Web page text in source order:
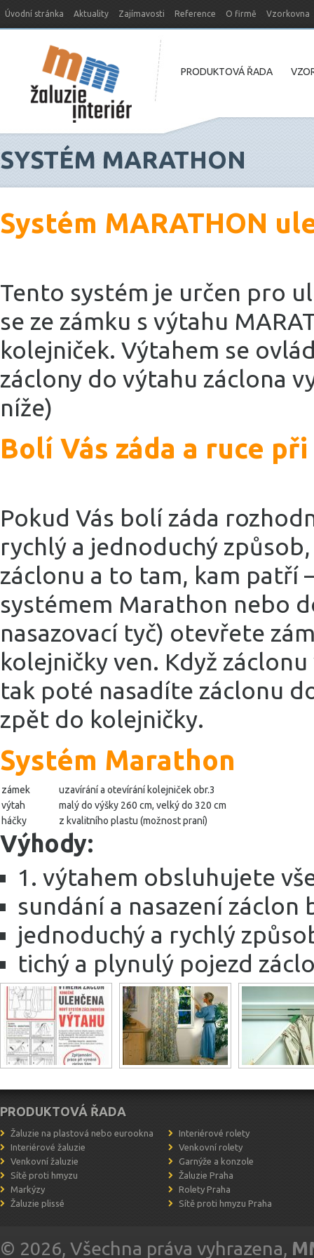
Úvodní stránka Aktuality Zajímavosti Reference O firmě Vzorkovna
PRODUKTOVÁ ŘADA
SYSTÉM MARATHON
Systém MARATHON
Tento systém je určen pro
se ze zámku s výtahu
kolejniček. Výtahem se
záclony do výtahu záclona
níže)
Bolí Vás záda a ruce
Pokud Vás bolí záda
rychlý a jednoduchý
záclonu a to tam, kam patří
systémem Marathon nebo
nasazovací tyč) otevřete
kolejničky ven. Když
tak poté nasadíte záclonu
zpět do kolejničky.
Systém Marathon
zámek
uzavírání a otevírání kolejniček obr.3
výtah
malý do výšky 260 cm, velký do 320 cm
háčky
z kvalitního plastu (možnost praní)
Výhody:
1. výtahem obsluhujete
sundání a nasazení
jednoduchý a rychlý
tichý a plynulý pojezd
PRODUKTOVÁ ŘADA
Žaluzie na plastová nebo eurookna
Interiérové rolety
Interiérové žaluzie
Venkovní rolety
Venkovní žaluzie
Garnýže a konzole
Sítě proti hmyzu
Žaluzie Praha
Markýzy
Rolety Praha
Žaluzie plissé
Sítě proti hmyzu Praha
© 2026, Všechna práva vyhrazena,